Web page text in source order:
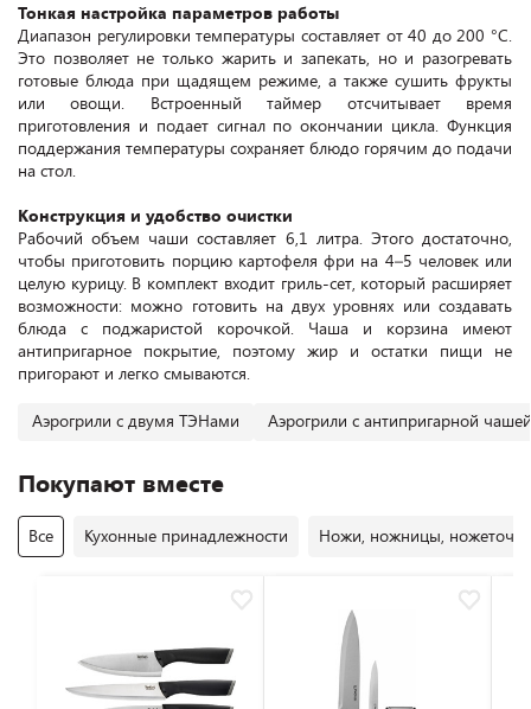
Тонкая настройка параметров работы
Диапазон регулировки температуры составляет от 40 до 200 °C.
Это позволяет не только жарить и запекать, но и разогревать
готовые блюда при щадящем режиме, а также сушить фрукты
или овощи. Встроенный таймер отсчитывает время
приготовления и подает сигнал по окончании цикла. Функция
поддержания температуры сохраняет блюдо горячим до подачи
на стол.
Конструкция и удобство очистки
Рабочий объем чаши составляет 6,1 литра. Этого достаточно,
чтобы приготовить порцию картофеля фри на 4–5 человек или
целую курицу. В комплект входит гриль-сет, который расширяет
возможности: можно готовить на двух уровнях или создавать
блюда с поджаристой корочкой. Чаша и корзина имеют
антипригарное покрытие, поэтому жир и остатки пищи не
пригорают и легко смываются.
Аэрогрили с двумя ТЭНами Аэрогрили с антипригарной чашей
Покупают вместе
Все Кухонные принадлежности Ножи, ножницы, ножеточки